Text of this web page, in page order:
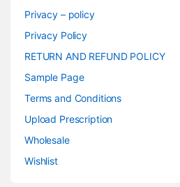
Privacy – policy
Privacy Policy
RETURN AND REFUND POLICY
Sample Page
Terms and Conditions
Upload Prescription
Wholesale
Wishlist